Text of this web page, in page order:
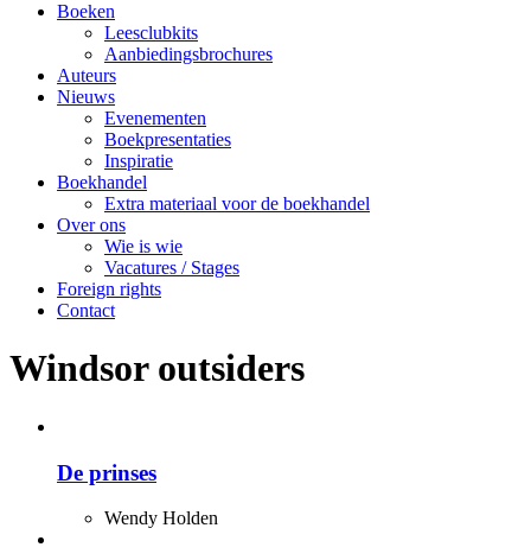
Boeken
Leesclubkits
Aanbiedingsbrochures
Auteurs
Nieuws
Evenementen
Boekpresentaties
Inspiratie
Boekhandel
Extra materiaal voor de boekhandel
Over ons
Wie is wie
Vacatures / Stages
Foreign rights
Contact
Windsor outsiders
De prinses
Wendy Holden